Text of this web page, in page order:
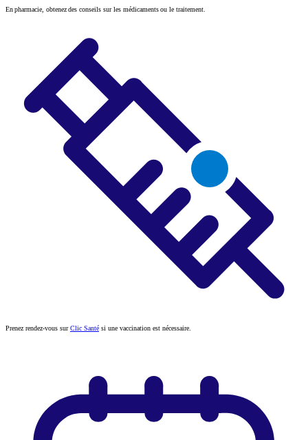
En pharmacie, obtenez des conseils sur les médicaments ou le traitement.
Prenez rendez-vous surClic Santé si une vaccination est nécessaire.